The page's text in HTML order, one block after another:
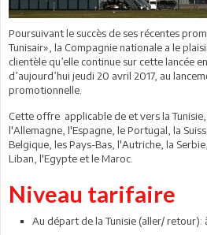
Poursuivant le succès de ses récentes
Tunisair», la Compagnie nationale a le
clientèle qu’elle continue sur cette lancée
d’aujourd’hui jeudi 20 avril 2017, au
promotionnelle.
Cette offre applicable de et vers la Tunisie,
l'Allemagne, l'Espagne, le Portugal, la
Belgique, les Pays-Bas, l'Autriche, la
Liban, l'Egypte et le Maroc.
Niveau tarifaire
Au départ de la Tunisie (aller/ retour):